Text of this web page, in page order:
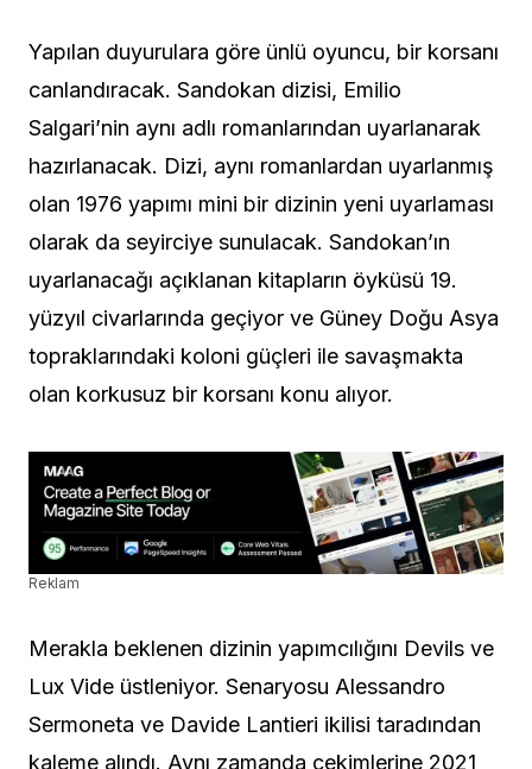
Yapılan duyurulara göre ünlü oyuncu, bir korsanı
canlandıracak. Sandokan dizisi, Emilio
Salgari’nin aynı adlı romanlarından uyarlanarak
hazırlanacak. Dizi, aynı romanlardan uyarlanmış
olan 1976 yapımı mini bir dizinin yeni uyarlaması
olarak da seyirciye sunulacak. Sandokan’ın
uyarlanacağı açıklanan kitapların öyküsü 19.
yüzyıl civarlarında geçiyor ve Güney Doğu Asya
topraklarındaki koloni güçleri ile savaşmakta
olan korkusuz bir korsanı konu alıyor.
Reklam
Merakla beklenen dizinin yapımcılığını Devils ve
Lux Vide üstleniyor. Senaryosu Alessandro
Sermoneta ve Davide Lantieri ikilisi taradından
kaleme alındı. Aynı zamanda çekimlerine 2021